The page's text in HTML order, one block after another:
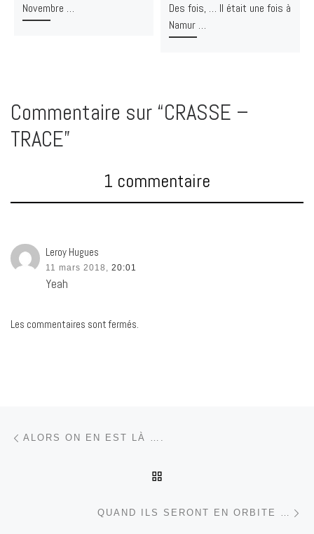
Novembre …
Des fois, … Il était une fois à
Namur …
Commentaire sur “CRASSE –
TRACE”
1 commentaire
Leroy Hugues
11 mars 2018, 20:01
Yeah
Les commentaires sont fermés.
Parcourir les articles
ALORS ON EN EST LÀ ….
QUAND ILS SERONT EN ORBITE …